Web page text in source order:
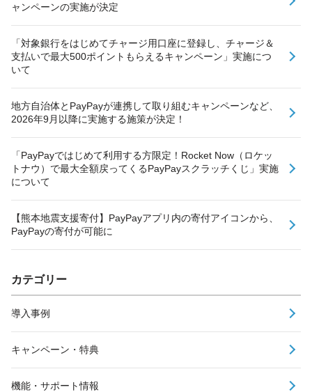
ャンペーンの実施が決定
「対象銀行をはじめてチャージ用口座に登録し、チャージ＆
支払いで最大500ポイントもらえるキャンペーン」実施につ
いて
地方自治体とPayPayが連携して取り組むキャンペーンなど、
2026年9月以降に実施する施策が決定！
「PayPayではじめて利用する方限定！Rocket Now（ロケッ
トナウ）で最大全額戻ってくるPayPayスクラッチくじ」実施
について
【熊本地震支援寄付】PayPayアプリ内の寄付アイコンから、
PayPayの寄付が可能に
カテゴリー
導入事例
キャンペーン・特典
機能・サポート情報